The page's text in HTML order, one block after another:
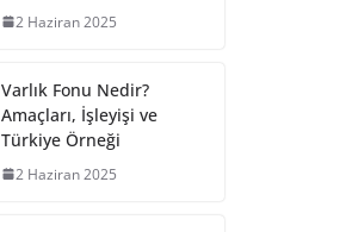
2 Haziran 2025
Varlık Fonu Nedir?
Amaçları, İşleyişi ve
Türkiye Örneği
2 Haziran 2025